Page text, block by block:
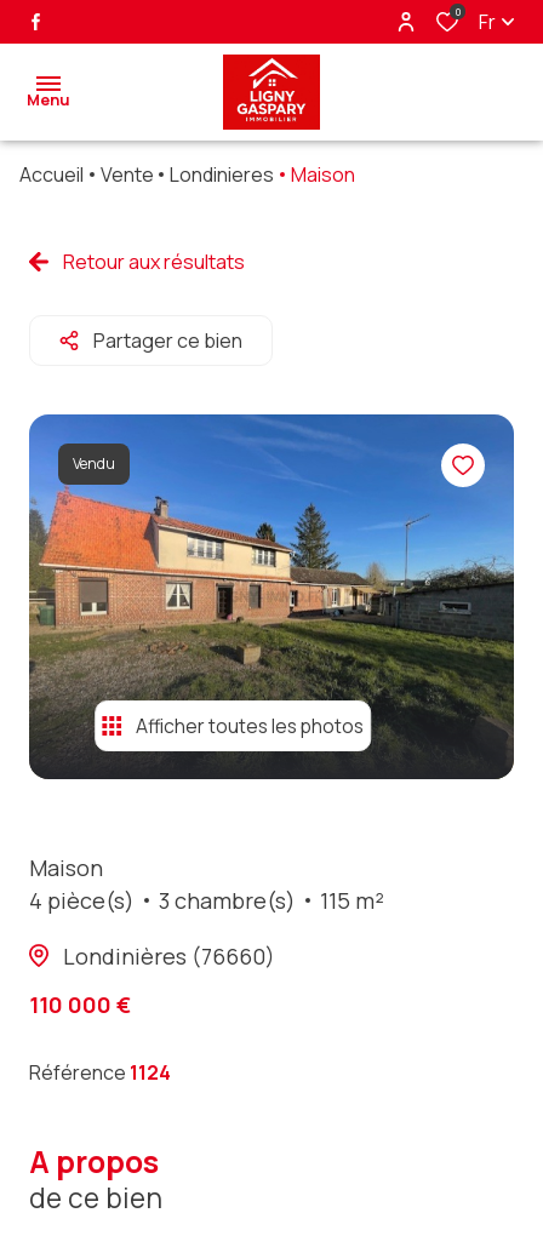
0 Fr
Menu
ventes
vendus
partenaires
alerte
e-mail
contact
Accueil Vente Londinieres Maison
Retour aux résultats
Partager ce bien
Vendu
Afficher toutes les photos
Maison
4 pièce(s)
3 chambre(s)
115 m²
Londinières (76660)
110 000 €
Référence 1124
a propos
de ce bien